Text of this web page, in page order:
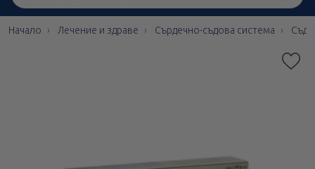
Начало Лечение и здраве Сърдечно-съдова система